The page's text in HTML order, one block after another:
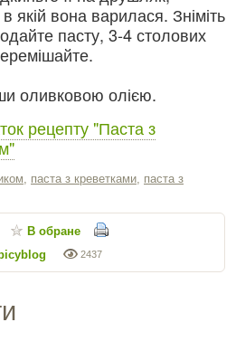
якій вона варилася. Зніміть
пасту, 3-4 столових
оливковою олією.
рецепту "Паста з
, паста з креветками, паста з
2437
В обране